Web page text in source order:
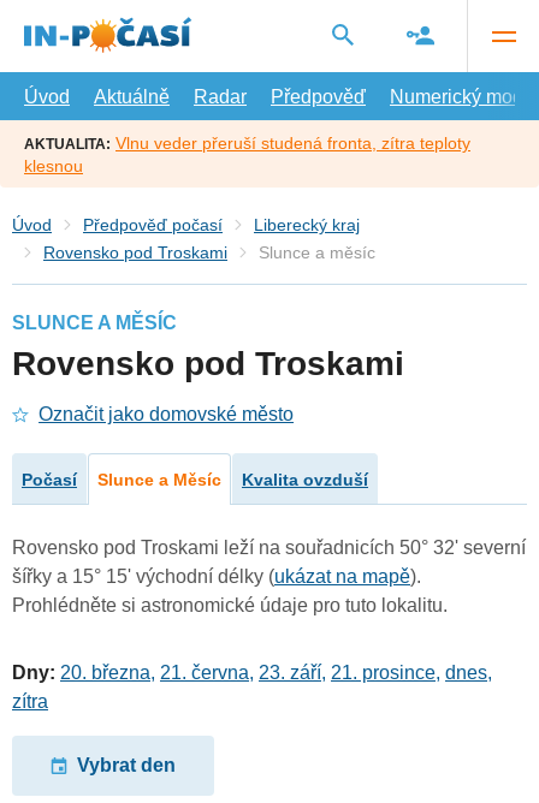
hlavní
Úvod
Aktuálně Radar Předpověď Numerický model
AKTUALITA: Vlnu veder přeruší studená fronta, zítra teploty
klesnou
Úvod Předpověď počasí
Liberecký kraj
Rovensko pod Troskami
Slunce a měsíc
SLUNCE A MĚSÍC
Rovensko pod Troskami
Označit jako domovské město
Počasí Slunce a Měsíc Kvalita ovzduší
Rovensko pod Troskami leží na souřadnicích 50° 32' severní
šířky a 15° 15' východní délky (ukázat na mapě).
Prohlédněte si astronomické údaje pro tuto lokalitu.
Dny: 20. března, 21. června, 23. září, 21. prosince, dnes,
zítra
Vybrat den